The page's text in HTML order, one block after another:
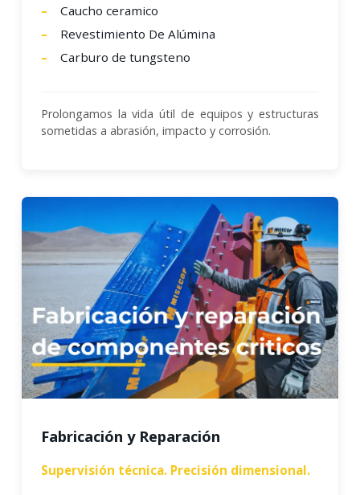
Caucho ceramico
Revestimiento De Alúmina
Carburo de tungsteno
Prolongamos la vida útil de equipos y estructuras
sometidas a abrasión, impacto y corrosión.
Fabricación y Reparación
Supervisión técnica. Precisión dimensional.